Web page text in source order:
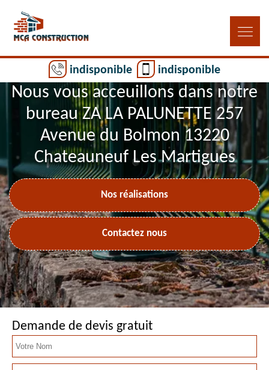
indisponible indisponible
Nous vous acceuillons dans notre
bureau ZA LA PALUNETTE 257
Avenue du Bolmon 13220
Chateauneuf Les Martigues
Nos réalisations
Contactez nous
Demande de devis gratuit